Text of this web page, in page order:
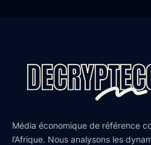
Média économique de référence
l’Afrique. Nous analysons les